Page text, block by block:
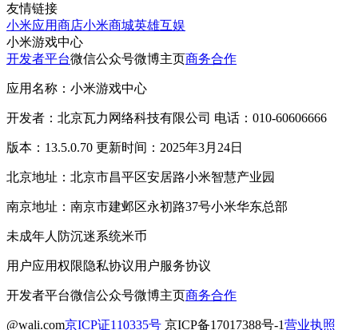
友情链接
小米应用商店小米商城英雄互娱
小米游戏中心
开发者平台微信公众号微博主页商务合作
应用名称：小米游戏中心
开发者：北京瓦力网络科技有限公司 电话：010-60606666
版本：13.5.0.70 更新时间：2025年3月24日
北京地址：北京市昌平区安居路小米智慧产业园
南京地址：南京市建邺区永初路37号小米华东总部
未成年人防沉迷系统米币
用户应用权限隐私协议用户服务协议
开发者平台微信公众号微博主页商务合作
@wali.com京ICP证110335号 京ICP备17017388号-1营业执照